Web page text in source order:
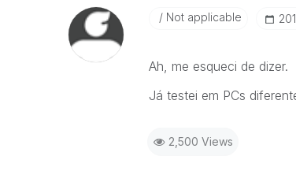
Not applicable
Ah, me esqueci de dizer.
Já testei em PCs
2,500 Views